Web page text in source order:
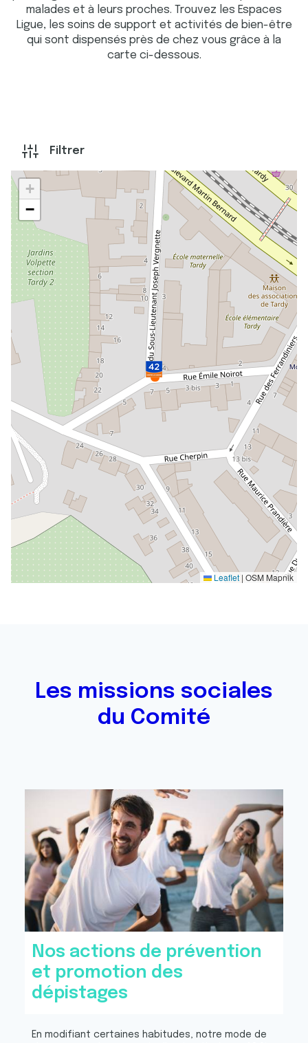
malades et à leurs proches. Trouvez les Espaces
Ligue, les soins de support et activités de bien-être
qui sont dispensés près de chez vous grâce à la
carte ci-dessous.
Filtrer
+
−
Leaflet | OSM Mapnik
Les missions sociales
du Comité
Nos actions de prévention
et promotion des
dépistages
En modifiant certaines habitudes, notre mode de